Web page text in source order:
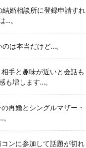
婚相談所に登録申請すれ
…。
は本当だけど…。
手と趣味が近いと会話も
も増します…。
再婚とシングルマザー・
ンに参加して話題が切れ